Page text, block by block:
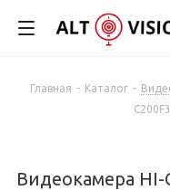
Главная - Каталог -
Видеокамера HI-